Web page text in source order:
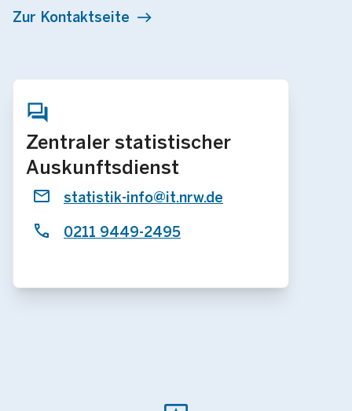
Zur Kontaktseite
Zentraler statistischer
Auskunftsdienst
statistik-info@it.nrw.de
0211 9449-2495